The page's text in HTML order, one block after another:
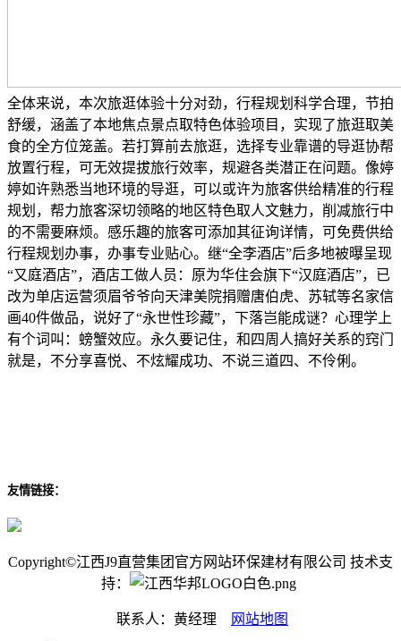
全体来说，本次旅逛体验十分对劲，行程规划科学合理，节拍
舒缓，涵盖了本地焦点景点取特色体验项目，实现了旅逛取美
食的全方位笼盖。若打算前去旅逛，选择专业靠谱的导逛协帮
放置行程，可无效提拔旅行效率，规避各类潜正在问题。像婷
婷如许熟悉当地环境的导逛，可以或许为旅客供给精准的行程
规划，帮力旅客深切领略的地区特色取人文魅力，削减旅行中
的不需要麻烦。感乐趣的旅客可添加其征询详情，可免费供给
行程规划办事，办事专业贴心。继“全李酒店”后多地被曝呈现
“又庭酒店”，酒店工做人员：原为华住会旗下“汉庭酒店”，已
改为单店运营须眉爷爷向天津美院捐赠唐伯虎、苏轼等名家信
画40件做品，说好了“永世性珍藏”，下落岂能成谜？心理学上
有个词叫：螃蟹效应。永久要记住，和四周人搞好关系的窍门
就是，不分享喜悦、不炫耀成功、不说三道四、不伶俐。
友情链接：
Copyright©江西J9直营集团官方网站环保建材有限公司 技术支
持：
联系人：黄经理 网站地图